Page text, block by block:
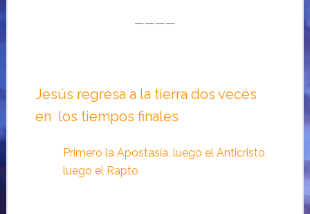
————
Jesús regresa a la tierra dos veces
en los tiempos finales
Primero la Apostasía, luego el Anticristo,
luego el Rapto